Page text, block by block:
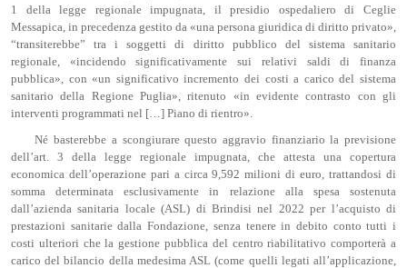
1 della legge regionale impugnata, il presidio ospedaliero di Ceglie
Messapica, in precedenza gestito da «una persona giuridica di diritto privato»,
“transiterebbe” tra i soggetti di diritto pubblico del sistema sanitario
regionale, «incidendo significativamente sui relativi saldi di finanza
pubblica», con «un significativo incremento dei costi a carico del sistema
sanitario della Regione Puglia», ritenuto «in evidente contrasto con gli
interventi programmati nel […] Piano di rientro».
Né basterebbe a scongiurare questo aggravio finanziario la previsione
dell’art. 3 della legge regionale impugnata, che attesta una copertura
economica dell’operazione pari a circa 9,592 milioni di euro, trattandosi di
somma determinata esclusivamente in relazione alla spesa sostenuta
dall’azienda sanitaria locale (ASL) di Brindisi nel 2022 per l’acquisto di
prestazioni sanitarie dalla Fondazione, senza tenere in debito conto tutti i
costi ulteriori che la gestione pubblica del centro riabilitativo comporterà a
carico del bilancio della medesima ASL (come quelli legati all’applicazione,